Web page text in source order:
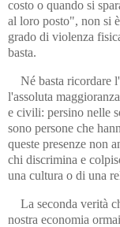
costo o quando si
al loro posto", non si
grado di violenza
basta.
Né basta ricordare
l'assoluta
e civili: persino nelle
sono persone che
queste presenze non
chi discrimina e
una cultura o di una
La seconda verità
nostra economia